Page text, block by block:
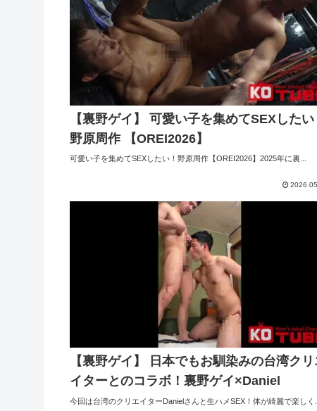
【裏野ゲイ】 可愛い子を集めてSEXしたい
野原周作 【OREI2026】
可愛い子を集めてSEXしたい！野原周作【OREI2026】2025年に裏...
【裏野ゲイ】 日本でもお馴染みの台湾クリ
イターとのコラボ！裏野ゲイ×Daniel
今回は台湾のクリエイターDanielさんと生ハメSEX！体が綺麗で楽しく...